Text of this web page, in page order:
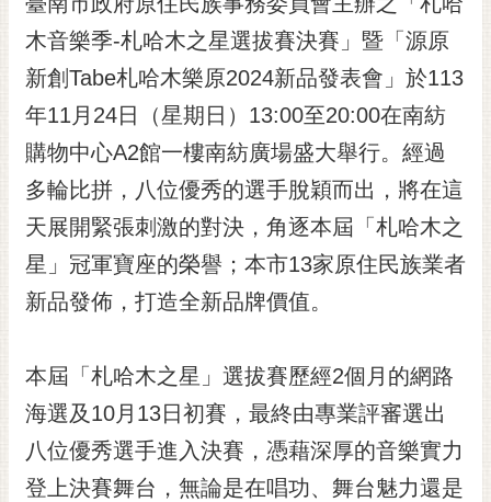
市民互動
黃
偉
哲
光
花
桐
花
網
站
導
覽
木音樂季-札哈木之星選拔賽決賽」暨「源原
新創Tabe札哈木樂原2024新品發表會」於113
年11月24日（星期日）13:00至20:00在南紡
購物中心A2館一樓南紡廣場盛大舉行。經過
多輪比拼，八位優秀的選手脫穎而出，將在這
天展開緊張刺激的對決，角逐本屆「札哈木之
星」冠軍寶座的榮譽；本市13家原住民族業者
新品發佈，打造全新品牌價值。
本屆「札哈木之星」選拔賽歷經2個月的網路
海選及10月13日初賽，最終由專業評審選出
八位優秀選手進入決賽，憑藉深厚的音樂實力
登上決賽舞台，無論是在唱功、舞台魅力還是